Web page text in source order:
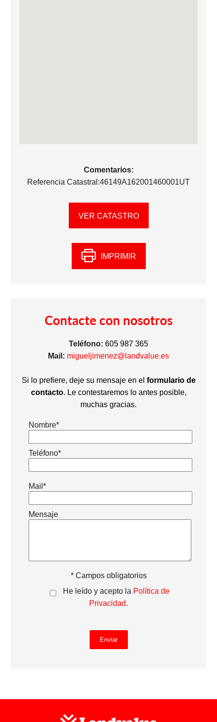
Comentarios:
Referencia Catastral:46149A162001460001UT
VER CATASTRO
IMPRIMIR
Contacte con nosotros
Teléfono: 605 987 365
Mail: migueljimenez@landvalue.es
Si lo prefiere, deje su mensaje en el formulario de
contacto. Le contestaremos lo antes posible,
muchas gracias.
Nombre*
Teléfono*
Mail*
Mensaje
* Campos obligatorios
He leído y acepto la Política de
Privacidad.
Enviar